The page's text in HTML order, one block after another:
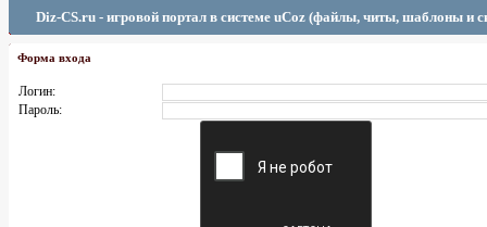
Diz-CS.ru - игровой портал в системе uCoz (файлы, читы, шаблоны и
Форма входа
Логин:
Пароль: